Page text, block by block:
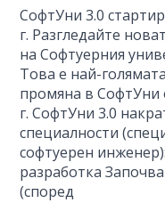
СофтУни 3.0
г. Разгледайте
на Софтуерния
Това е най-
промяна в СофтУни
г. СофтУни 3.0
специалности
софтуерен
разработка
(според